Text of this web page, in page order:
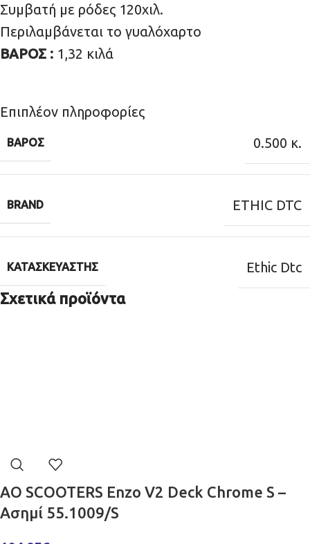
Συμβατή με ρόδες 120χιλ.
Περιλαμβάνεται το γυαλόχαρτο
ΒΑΡΟΣ : 1,32 κιλά
Επιπλέον πληροφορίες
ΒΆΡΟΣ 0.500 κ.
BRAND ETHIC DTC
ΚΑΤΑΣΚΕΥΑΣΤΉΣ Ethic Dtc
Σχετικά προϊόντα
AO SCOOTERS Enzo V2 Deck Chrome S –
Ασημί 55.1009/S